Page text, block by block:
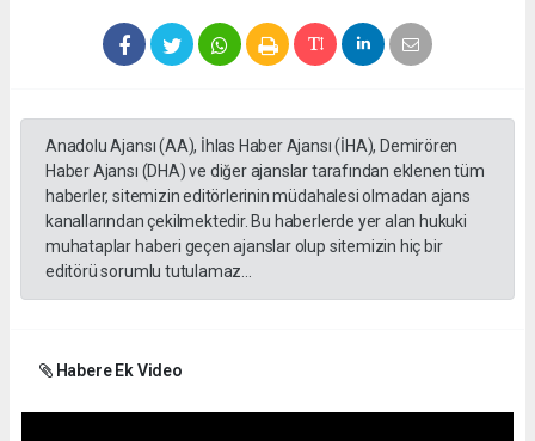
Anadolu Ajansı (AA), İhlas Haber Ajansı (İHA), Demirören
Haber Ajansı (DHA) ve diğer ajanslar tarafından eklenen tüm
haberler, sitemizin editörlerinin müdahalesi olmadan ajans
kanallarından çekilmektedir. Bu haberlerde yer alan hukuki
muhataplar haberi geçen ajanslar olup sitemizin hiç bir
editörü sorumlu tutulamaz...
Habere Ek Video